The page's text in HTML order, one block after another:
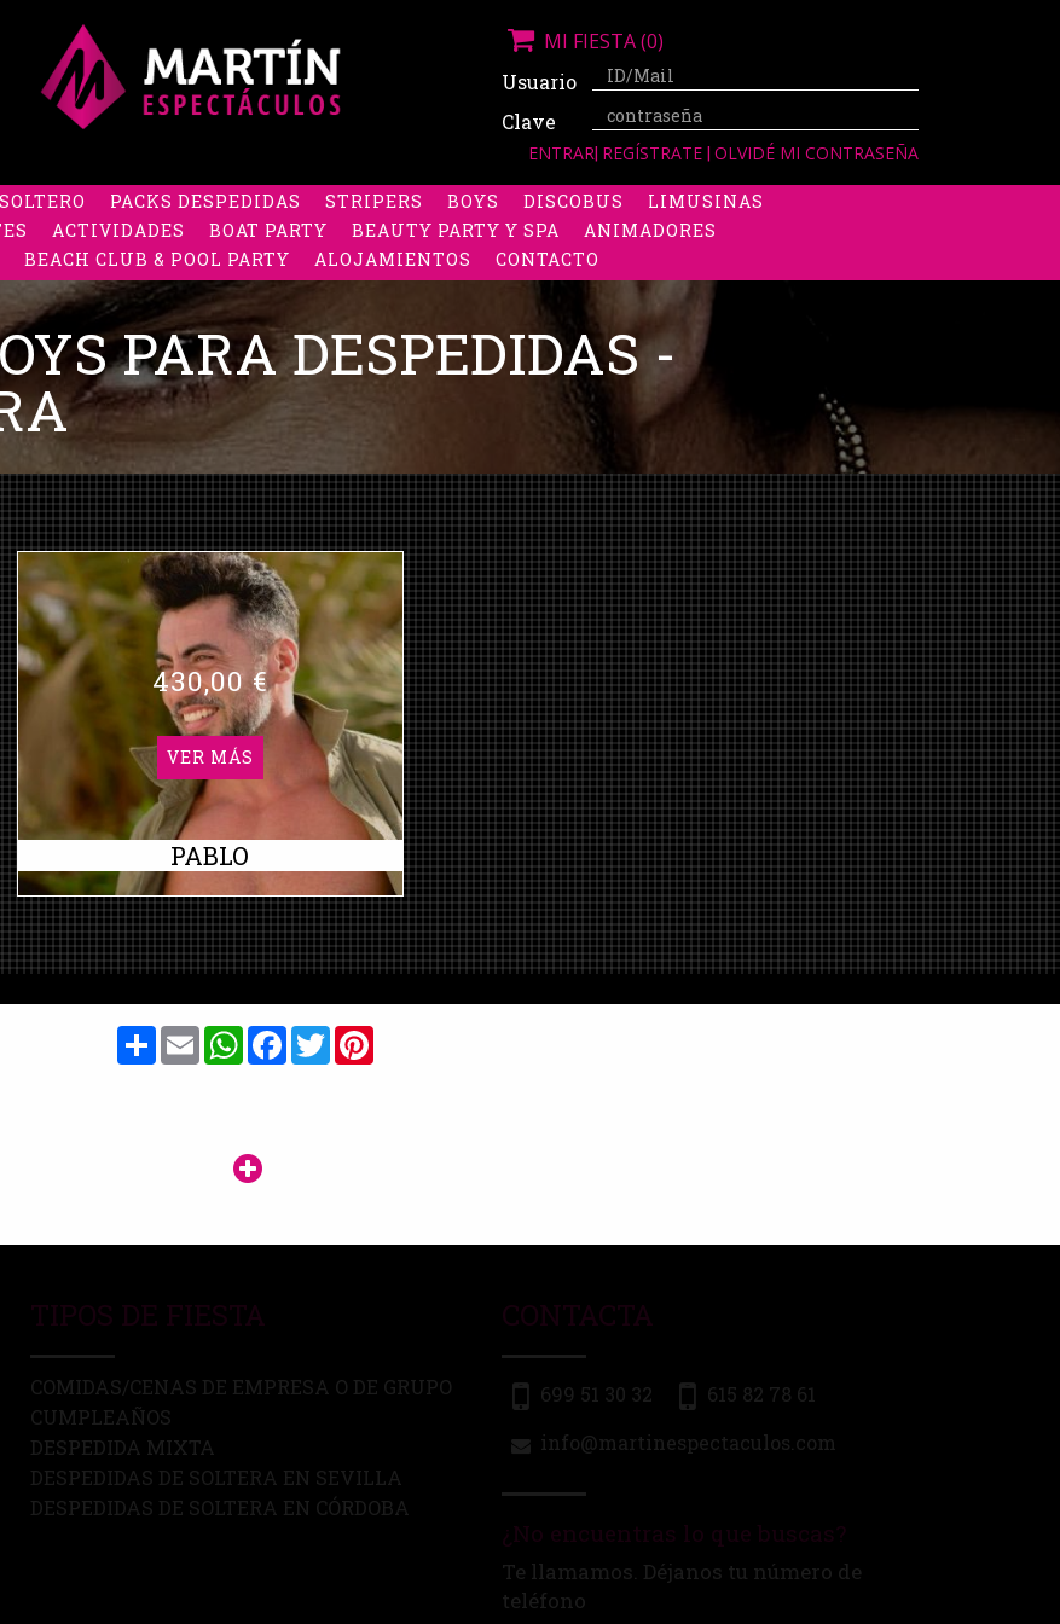
MI FIESTA(0)
Usuario
Clave
ENTRAR| REGÍSTRATE | OLVIDÉ MI CONTRASEÑA
PACKS DESPEDIDAS STRIPERS BOYS DISCOBUS
LIMUSINAS
ACTIVIDADES BOAT PARTY BEAUTY PARTY Y SPA
ANIMADORES
BEACH CLUB & POOL PARTY ALOJAMIENTOS CONTACTO
PARA DESPEDIDAS -
PABLO
430,00 €
VER MÁS
ShareEmailWhatsAppFacebook
Twitter
COMIDAS/CENAS DE EMPRESA O DE GRUPO
CUMPLEAÑOS
DESPEDIDA MIXTA
DESPEDIDAS DE SOLTERA EN SEVILLA
DESPEDIDAS DE SOLTERA EN CÓRDOBA
699 51 30 32
615 82 78 61
info@martinespectaculos.com
Te llamamos. Déjanos tu número de
teléfono